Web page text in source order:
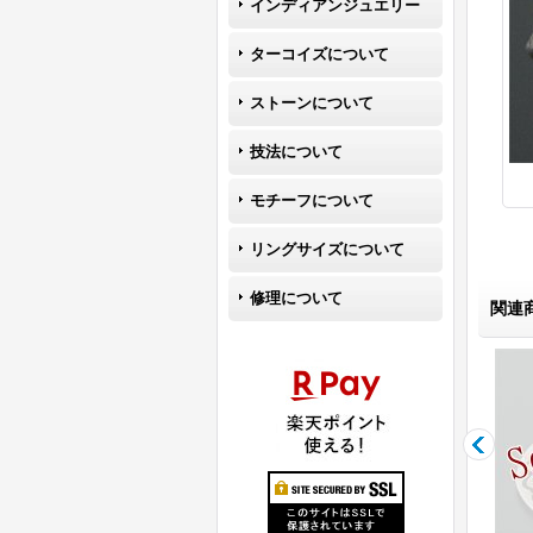
インディアンジュエリー
ターコイズについて
ストーンについて
技法について
モチーフについて
リングサイズについて
修理について
関連